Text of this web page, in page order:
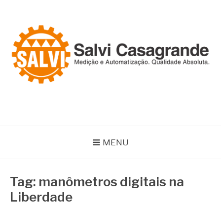
conteúdo
MENU
Tag: manômetros digitais na
Liberdade